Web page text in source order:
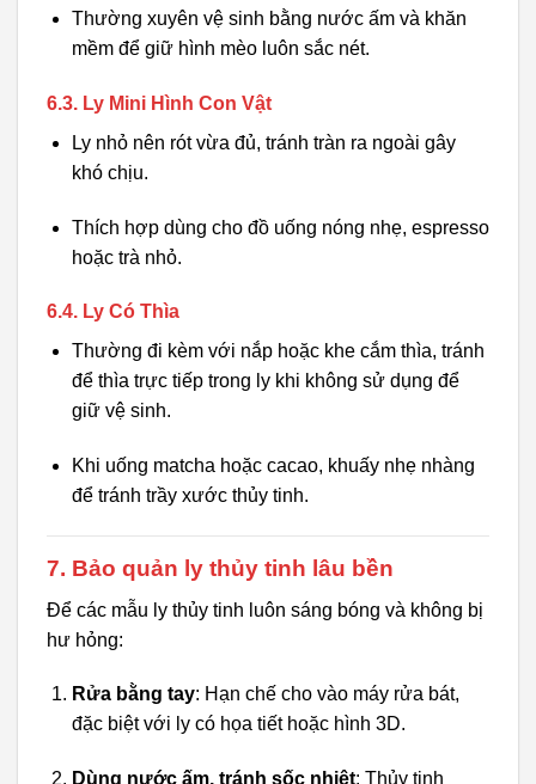
Thường xuyên vệ sinh bằng nước ấm và khăn
mềm để giữ hình mèo luôn sắc nét.
6.3. Ly Mini Hình Con Vật
Ly nhỏ nên rót vừa đủ, tránh tràn ra ngoài gây
khó chịu.
Thích hợp dùng cho đồ uống nóng nhẹ, espresso
hoặc trà nhỏ.
6.4. Ly Có Thìa
Thường đi kèm với nắp hoặc khe cắm thìa, tránh
để thìa trực tiếp trong ly khi không sử dụng để
giữ vệ sinh.
Khi uống matcha hoặc cacao, khuấy nhẹ nhàng
để tránh trầy xước thủy tinh.
7. Bảo quản ly thủy tinh lâu bền
Để các mẫu ly thủy tinh luôn sáng bóng và không bị
hư hỏng:
Rửa bằng tay: Hạn chế cho vào máy rửa bát,
đặc biệt với ly có họa tiết hoặc hình 3D.
Dùng nước ấm, tránh sốc nhiệt: Thủy tinh